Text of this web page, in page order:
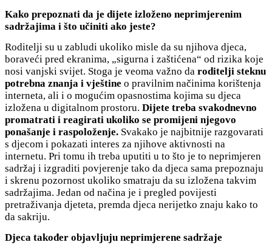
Kako prepoznati da je dijete izloženo neprimjerenim
sadržajima i što učiniti ako jeste?
Roditelji su u zabludi ukoliko misle da su njihova djeca,
boraveći pred ekranima, „sigurna i zaštićena“ od rizika koje
nosi vanjski svijet. Stoga je veoma važno da roditelji steknu
potrebna znanja i vještine o pravilnim načinima korištenja
interneta, ali i o mogućim opasnostima kojima su djeca
izložena u digitalnom prostoru. Dijete treba svakodnevno
promatrati i reagirati ukoliko se promijeni njegovo
ponašanje i raspoloženje. Svakako je najbitnije razgovarati
s djecom i pokazati interes za njihove aktivnosti na
internetu. Pri tomu ih treba uputiti u to što je to neprimjeren
sadržaj i izgraditi povjerenje tako da djeca sama prepoznaju
i skrenu pozornost ukoliko smatraju da su izložena takvim
sadržajima. Jedan od načina je i pregled povijesti
pretraživanja djeteta, premda djeca nerijetko znaju kako to
da sakriju.
Djeca također objavljuju neprimjerene sadržaje